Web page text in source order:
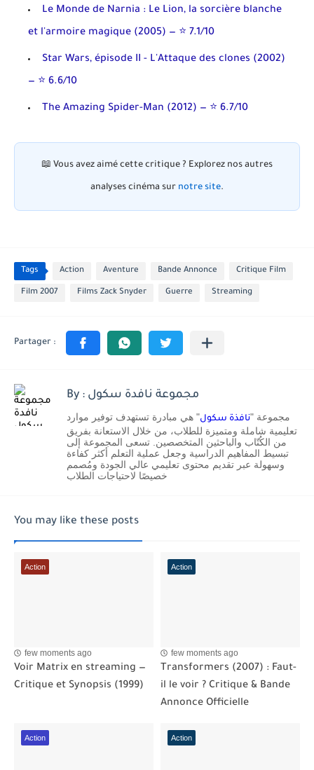
Le Monde de Narnia : Le Lion, la sorcière blanche
et l'armoire magique (2005) — ⭐ 7.1/10
Star Wars, épisode II - L'Attaque des clones (2002)
— ⭐ 6.6/10
The Amazing Spider-Man (2012) — ⭐ 6.7/10
📖 Vous avez aimé cette critique ? Explorez nos autres
analyses cinéma sur notre site.
Tags Action Aventure Bande Annonce Critique Film
Film 2007 Films Zack Snyder Guerre Streaming
By : مجموعة نافدة سكول
مجموعة "نافذة سكول" هي مبادرة تستهدف توفير موارد
تعليمية شاملة ومتميزة للطلاب، من خلال الاستعانة بفريق
من الكُتّاب والباحثين المتخصصين. تسعى المجموعة إلى
تبسيط المفاهيم الدراسية وجعل عملية التعلم أكثر كفاءة
وسهولة عبر تقديم محتوى تعليمي عالي الجودة ومُصمم
خصيصًا لاحتياجات الطلاب
You may like these posts
Action
few moments ago
Voir Matrix en streaming —
Critique et Synopsis (1999)
Action
few moments ago
Transformers (2007) : Faut-
il le voir ? Critique & Bande
Annonce Officielle
Action Action